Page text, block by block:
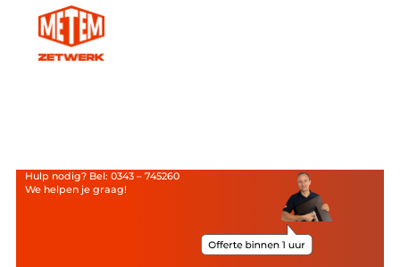
Hulp nodig? Bel: 0343 – 745260
We helpen je graag!